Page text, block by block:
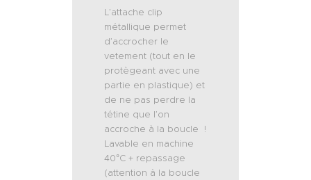
L’attache clip
métallique permet
d’accrocher le
vetement (tout en le
protègeant avec une
partie en plastique) et
de ne pas perdre la
tétine que l’on
accroche à la boucle !
Lavable en machine
40°C + repassage
(attention à la boucle